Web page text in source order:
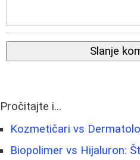
Slanje
Pročitajte i...
Kozmetičari vs
Biopolimer vs Hijaluron: